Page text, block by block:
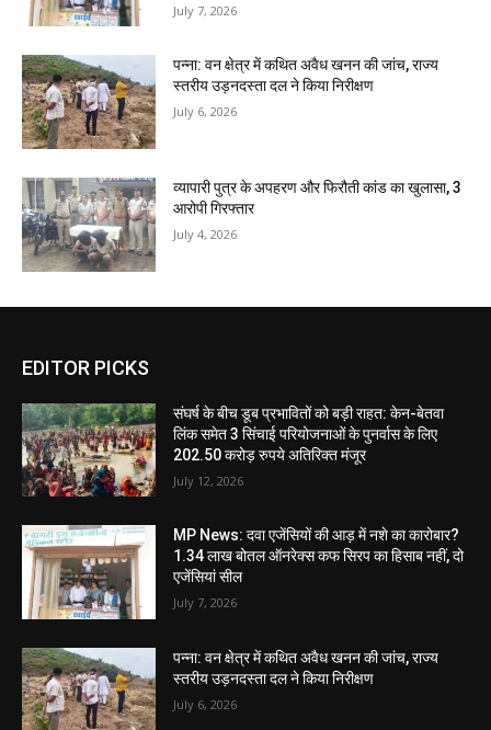
July 7, 2026
पन्ना: वन क्षेत्र में कथित अवैध खनन की जांच, राज्य
स्तरीय उड़नदस्ता दल ने किया निरीक्षण
July 6, 2026
व्यापारी पुत्र के अपहरण और फिरौती कांड का खुलासा, 3
आरोपी गिरफ्तार
July 4, 2026
EDITOR PICKS
संघर्ष के बीच डूब प्रभावितों को बड़ी राहत: केन-बेतवा
लिंक समेत 3 सिंचाई परियोजनाओं के पुनर्वास के लिए
202.50 करोड़ रुपये अतिरिक्त मंजूर
July 12, 2026
MP News: दवा एजेंसियों की आड़ में नशे का कारोबार?
1.34 लाख बोतल ऑनरेक्स कफ सिरप का हिसाब नहीं, दो
एजेंसियां सील
July 7, 2026
पन्ना: वन क्षेत्र में कथित अवैध खनन की जांच, राज्य
स्तरीय उड़नदस्ता दल ने किया निरीक्षण
July 6, 2026